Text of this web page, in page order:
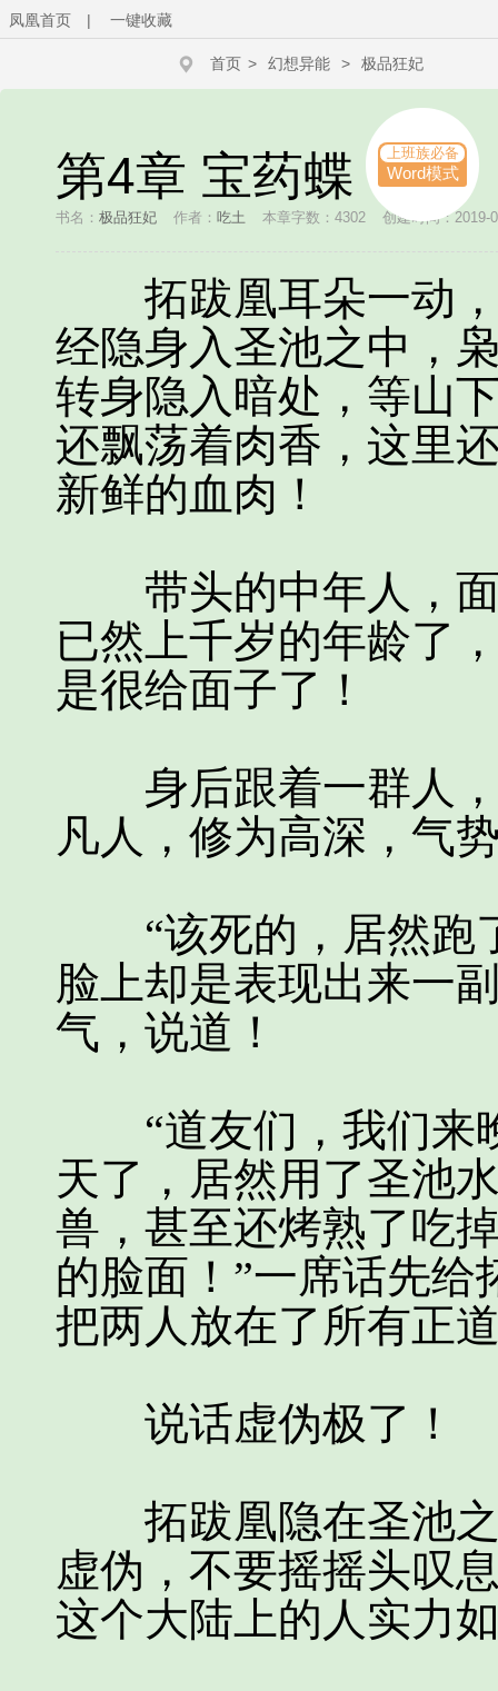
凤凰首页 | 一键收藏
首页 > 幻想异能 > 极品狂妃
第4章 宝药蝶 上班族必备
Word模式
书名： 极品狂妃 作者： 吃土 本章字数：4302 创建时间：2019-
拓跋凰耳朵一动，
经隐身入圣池之中，
转身隐入暗处，等山
还飘荡着肉香，这里
新鲜的血肉！
带头的中年人，面
已然上千岁的年龄了
是很给面子了！
身后跟着一群人，
凡人，修为高深，气
“该死的，居然跑
脸上却是表现出来一
气，说道！
“道友们，我们来
天了，居然用了圣池
兽，甚至还烤熟了吃
的脸面！”一席话先
把两人放在了所有正
说话虚伪极了！
拓跋凰隐在圣池之
虚伪，不要摇摇头叹
这个大陆上的人实力